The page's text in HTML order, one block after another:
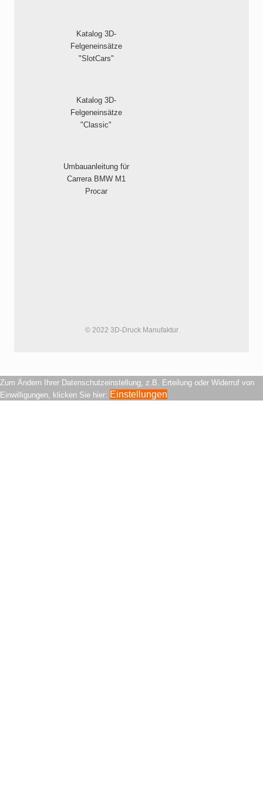
Katalog 3D-
Felgeneinsätze
"SlotCars"
Katalog 3D-
Felgeneinsätze
"Classic"
Umbauanleitung für
Carrera BMW M1
Procar
© 2022 3D-Druck Manufaktur
Zum Ändern Ihrer Datenschutzeinstellung, z.B. Erteilung oder Widerruf von
Einwilligungen, klicken Sie hier: Einstellungen